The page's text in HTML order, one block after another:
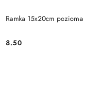
Ramka 15x20cm pozioma
Cena:
8.50